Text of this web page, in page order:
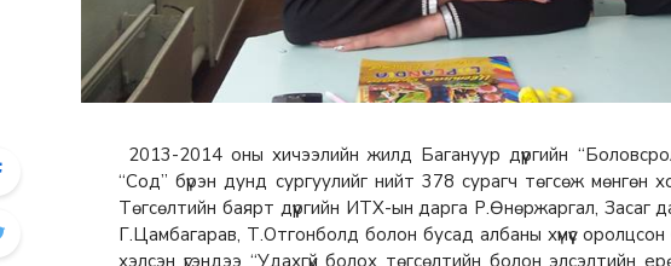
2013-2014 оны хичээлийн жилд Багануур дүүргийн
“Сод” бүрэн дунд сургуулийг нийт 378 сурагч төгсөж мөнгөн
Төгсөлтийн баярт дүүргийн ИТХ-ын дарга Р.Өнөржаргал, Засаг
Г.Цамбагарав, Т.Отгонболд болон бусад албаны хүмүүс оролцсон